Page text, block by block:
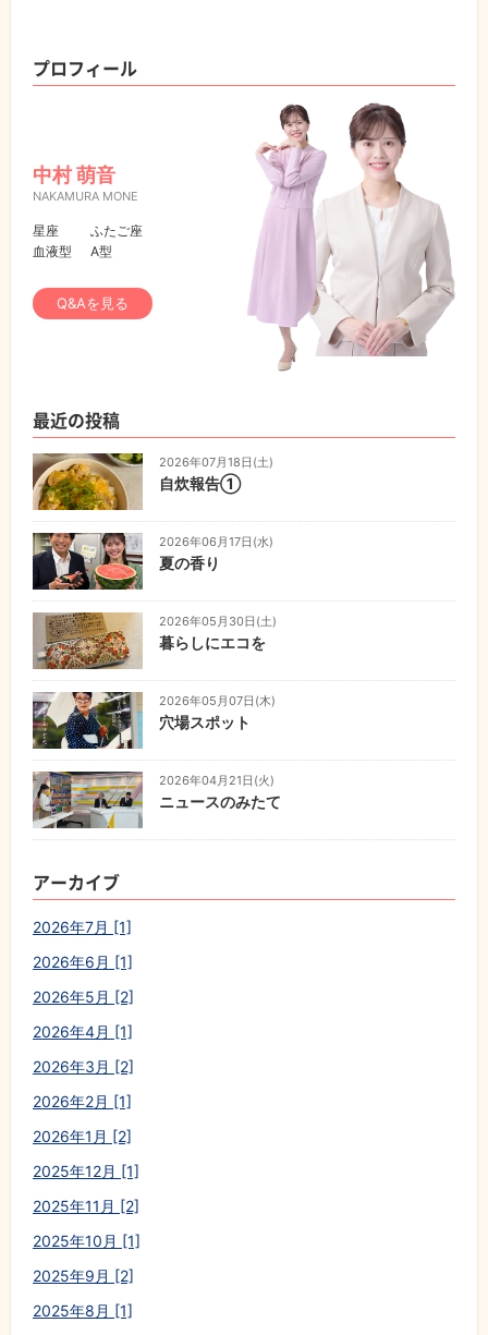
プロフィール
中村 萌音
NAKAMURA MONE
星座
ふたご座
血液型
A型
Q&Aを見る
最近の投稿
2026年07月18日(土)
自炊報告①
2026年06月17日(水)
夏の香り
2026年05月30日(土)
暮らしにエコを
2026年05月07日(木)
穴場スポット
2026年04月21日(火)
ニュースのみたて
アーカイブ
2026年7月 [1]
2026年6月 [1]
2026年5月 [2]
2026年4月 [1]
2026年3月 [2]
2026年2月 [1]
2026年1月 [2]
2025年12月 [1]
2025年11月 [2]
2025年10月 [1]
2025年9月 [2]
2025年8月 [1]